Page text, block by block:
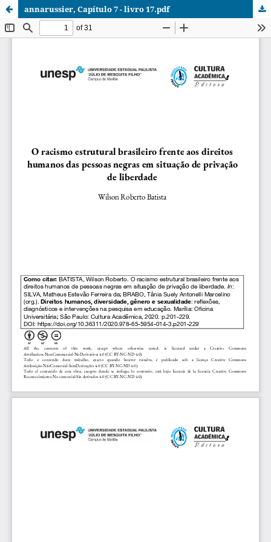
annarussier, Capítulo 7 - livro 17.pdf